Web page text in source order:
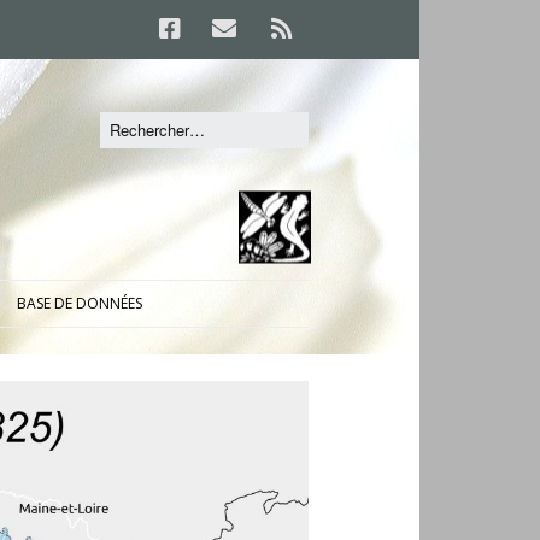
BASE DE DONNÉES